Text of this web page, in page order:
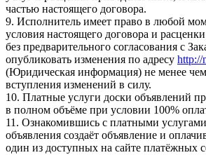
частью настоящего договора.
9. Исполнитель имеет право в любой
условия настоящего договора и
без предварительного согласования с
опубликовать изменения по адресу http://
(Юридическая информация) не менее
вступления изменений в силу.
10. Платные услуги доски объявлений
в полном объёме при условии 100%
11. Ознакомившись с платными
объявления создаёт объявление и
один из доступных на сайте платёжных